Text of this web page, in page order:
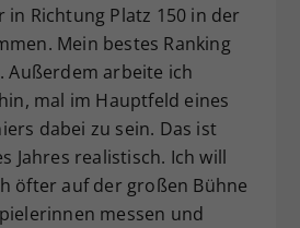
Richtung Platz 150 in der
Mein bestes Ranking
Außerdem arbeite ich
mal im Hauptfeld eines
dabei zu sein. Das ist
Jahres realistisch. Ich will
öfter auf der großen Bühne
messen und